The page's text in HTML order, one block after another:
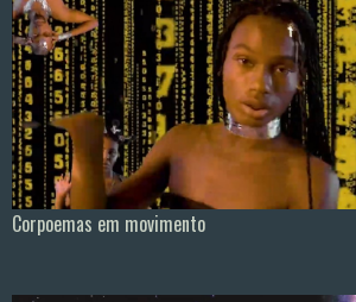
Corpoemas em movimento